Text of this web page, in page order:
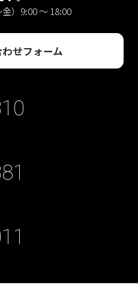
）9:00 ～ 18:00
せフォーム